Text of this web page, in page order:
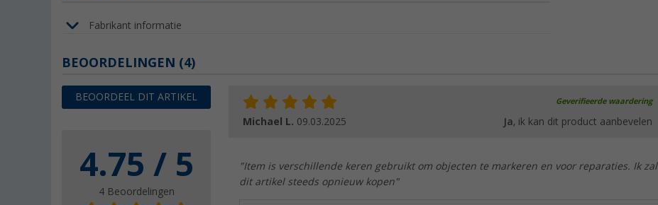
Fabrikant informatie
BEOORDELINGEN (4)
BEOORDEEL DIT ARTIKEL
4.75 / 5
4 Beoordelingen
Geverifieerde waardering
Michael L. 09.03.2025 Ja, ik kan dit product aanbevelen
"Item is verschillende keren gebruikt om objecten te markeren en voor reparaties. Ik zal
dit artikel steeds opnieuw kopen"